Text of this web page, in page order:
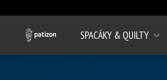
SPACÁKY & QUILTY